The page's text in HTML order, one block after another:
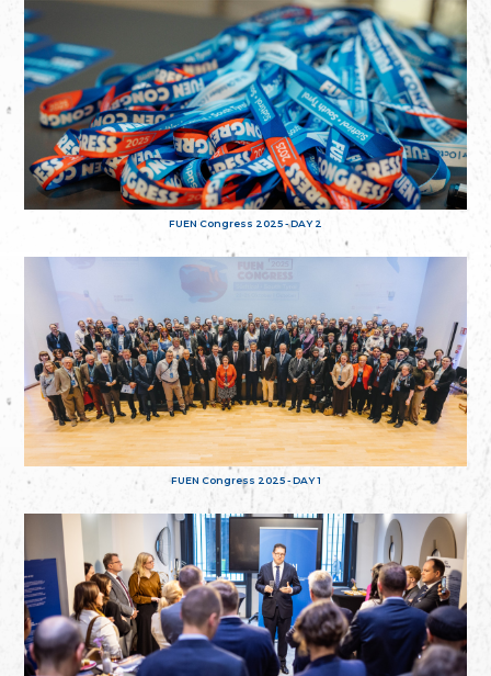
FUEN Congress 2025 - DAY 2
FUEN Congress 2025 - DAY 1